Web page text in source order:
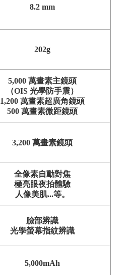
8.2 mm
202g
5,000 萬畫素主鏡頭
（OIS 光學防手震）
1,200 萬畫素超廣角鏡頭
500 萬畫素微距鏡頭
3,200 萬畫素鏡頭
全像素自動對焦
極亮眼夜拍體驗
人像美肌...等。
臉部辨識
光學螢幕指紋辨識
5,000mAh